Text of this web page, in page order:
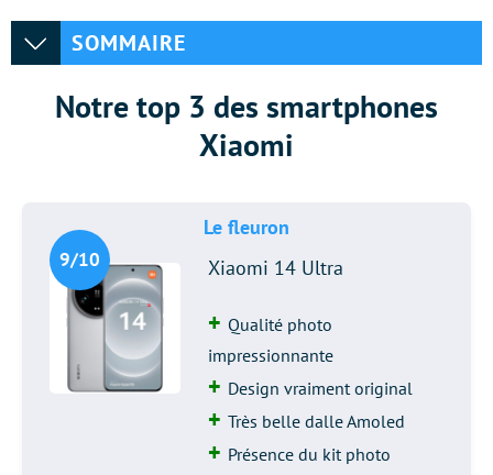
SOMMAIRE
Notre top 3 des smartphones
Xiaomi
Le fleuron
9/10 Xiaomi 14 Ultra
Qualité photo
impressionnante
Design vraiment original
Très belle dalle Amoled
Présence du kit photo